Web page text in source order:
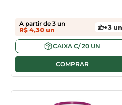
A partir de 3un
R$ 4,30un +3 un
CAIXA C/20 UN